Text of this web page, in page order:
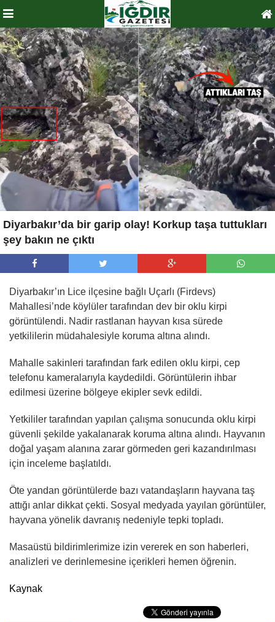
Diyarbakır’da bir garip olay! Korkup taşa tuttukları
şey bakın ne çıktı
Diyarbakır’ın Lice ilçesine bağlı Uçarlı (Firdevs)
Mahallesi’nde köylüler tarafından dev bir oklu kirpi
görüntülendi. Nadir rastlanan hayvan kısa sürede
yetkililerin müdahalesiyle koruma altına alındı.
Mahalle sakinleri tarafından fark edilen oklu kirpi, cep
telefonu kameralarıyla kaydedildi. Görüntülerin ihbar
edilmesi üzerine bölgeye ekipler sevk edildi.
Yetkililer tarafından yapılan çalışma sonucunda oklu kirpi
güvenli şekilde yakalanarak koruma altına alındı. Hayvanın
doğal yaşam alanına zarar görmeden geri kazandırılması
için inceleme başlatıldı.
Öte yandan görüntülerde bazı vatandaşların hayvana taş
attığı anlar dikkat çekti. Sosyal medyada yayılan görüntüler,
hayvana yönelik davranış nedeniyle tepki topladı.
Masaüstü bildirimlerimize izin vererek en son haberleri,
analizleri ve derinlemesine içerikleri hemen öğrenin.
Kaynak